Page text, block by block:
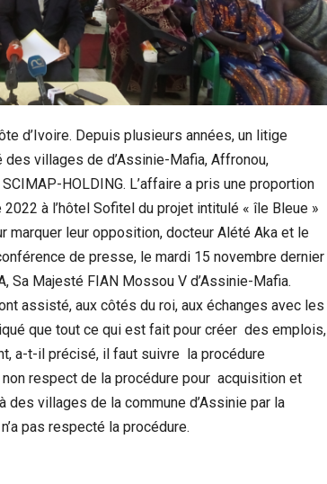
d’Ivoire. Depuis plusieurs années, un litige
villages de d’Assinie-Mafia, Affronou,
HOLDING. L’affaire a pris une proportion
à l’hôtel Sofitel du projet intitulé « île Bleue »
marquer leur opposition, docteur Alété Aka et le
de presse, le mardi 15 novembre dernier
Sa Majesté FIAN Mossou V d’Assinie-Mafia.
assisté, aux côtés du roi, aux échanges avec les
que tout ce qui est fait pour créer des emplois,
a-t-il précisé, il faut suivre la procédure
respect de la procédure pour acquisition et
des villages de la commune d’Assinie par la
pas respecté la procédure.